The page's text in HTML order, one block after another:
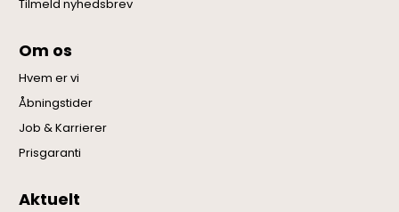
Tilmeld nyhedsbrev
Om os
Hvem er vi
Åbningstider
Job & Karrierer
Prisgaranti
Aktuelt